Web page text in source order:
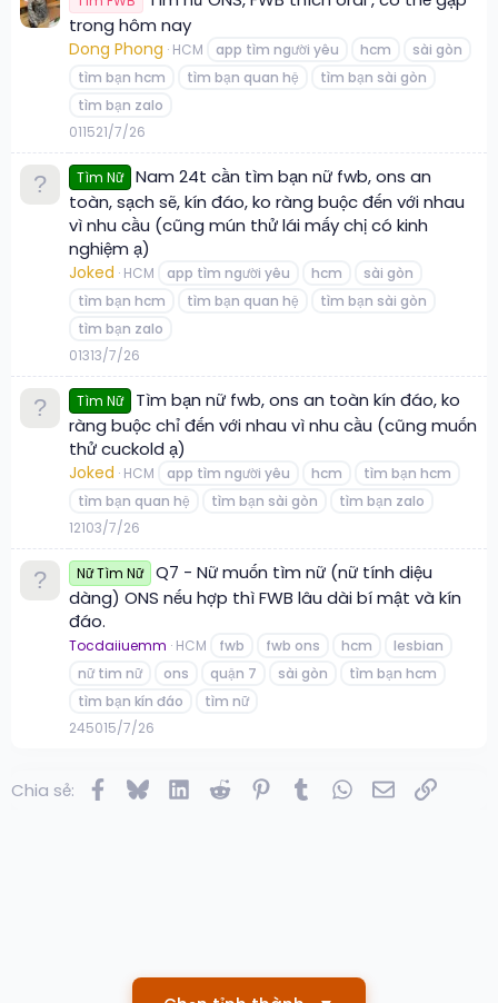
trong hôm nay
Dong Phong HCM app tìm người yêu hcm
sài gòn
tìm bạn hcm
tìm bạn quan hệ
tìm bạn sài gòn
tìm bạn zalo
011521/7/26
Tìm Nữ
Nam 24t cần tìm bạn nữ fwb, ons an
toàn, sạch sẽ, kín đáo, ko ràng buộc đến với nhau
vì nhu cầu (cũng mún thử lái mấy chị có kinh
nghiệm ạ)
Joked HCM app tìm người yêu hcm
sài gòn
tìm bạn hcm
tìm bạn quan hệ
tìm bạn sài gòn
tìm bạn zalo
01313/7/26
Tìm Nữ
Tìm bạn nữ fwb, ons an toàn kín đáo, ko
ràng buộc chỉ đến với nhau vì nhu cầu (cũng muốn
thử cuckold ạ)
Joked HCM app tìm người yêu hcm
tìm bạn hcm
tìm bạn quan hệ
tìm bạn sài gòn
tìm bạn zalo
12103/7/26
Nữ Tìm Nữ
Q7 - Nữ muốn tìm nữ (nữ tính diệu
dàng) ONS nếu hợp thì FWB lâu dài bí mật và kín
đáo.
Tocdaiiuemm HCM fwb fwb ons hcm
lesbian
nữ tim nữ
ons quận 7 sài gòn
tìm bạn hcm
tìm bạn kín đáo
tìm nữ
245015/7/26
Chia sẻ: Facebook
BlueskyLinkedInReddit Pinterest
Tumblr WhatsApp
EmailLink